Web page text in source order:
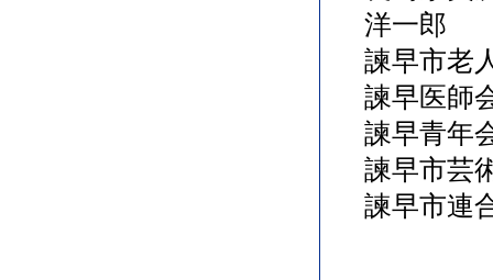
洋一郎
諫早市老
諫早医
諫早青
諫早市
諫早市